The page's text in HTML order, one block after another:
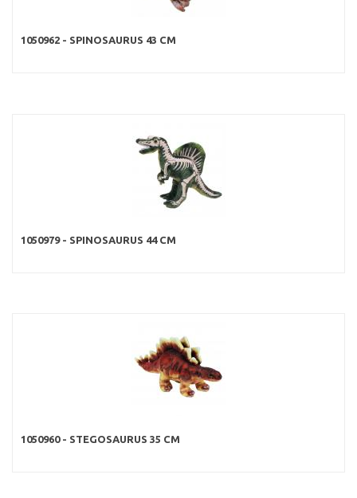
1050962 - SPINOSAURUS 43 CM
1050979 - SPINOSAURUS 44 CM
1050960 - STEGOSAURUS 35 CM